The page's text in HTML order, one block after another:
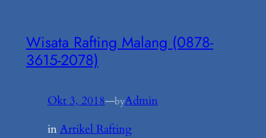
Wisata Rafting Malang (0878-
3615-2078)
Okt 3, 2018—byAdmin
inArtikel Rafting